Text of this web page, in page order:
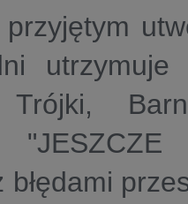
Trójki,